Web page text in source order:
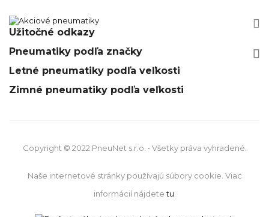
Užitočné odkazy


Pneumatiky podľa značky 

Letné pneumatiky podľa veľkosti


Zimné pneumatiky podľa veľkosti


Copyright © 2022 PneuNet s.r.o. • Všetky práva vyhradené.
Naše internetové stránky používajú súbory cookie. Viac
informácií nájdetetu